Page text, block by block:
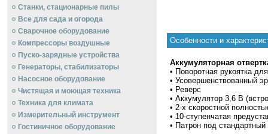
Станки, стационарные пилы
Все для сада и огорода
Сварочное оборудование
Компрессоры воздушные
Пуско-зарядные устройства
Генераторы, стабилизаторы
Насосное оборудование
Чистящая и моющая техника
Техника для климата
Измерительный инструмент
Гостиничное оборудование
Особенности и
Аккумуляторная
• Поворотная рукоятка
• Усовершенствованный
• Реверс
• Аккумулятор 3,6 В
• 2-х скоростной
• 10-ступенчатая
• Патрон под стандартный